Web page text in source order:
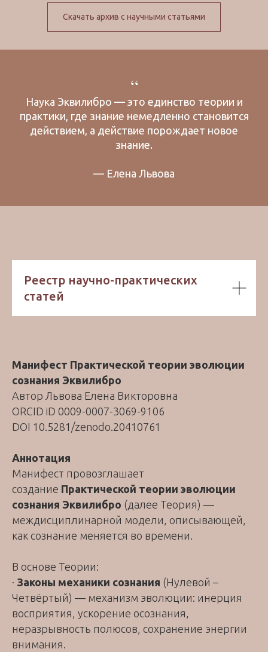
Скачать архив с научными статьями
“
Наука Эквилибро — это единство теории и
практики, где знание немедленно становится
действием, а действие порождает новое
знание.
— Елена Львова
Реестр научно-практических
статей
Манифест Практической теории эволюции
сознания Эквилибро
Автор Львова Елена Викторовна
ORCID iD 0009-0007-3069-9106
DOI 10.5281/zenodo.20410761
Аннотация
Манифест провозглашает
создание Практической теории эволюции
сознания Эквилибро (далее Теория) —
междисциплинарной модели, описывающей,
как сознание меняется во времени.
В основе Теории:
· Законы механики сознания (Нулевой –
Четвёртый) — механизм эволюции: инерция
восприятия, ускорение осознания,
неразрывность полюсов, сохранение энергии
внимания.